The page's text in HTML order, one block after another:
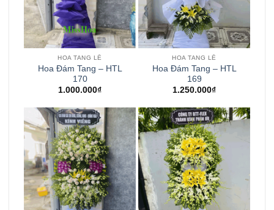
HOA TANG LỄ
Hoa Đám Tang – HTL
170
1.000.000₫
HOA TANG LỄ
Hoa Đám Tang – HTL
169
1.250.000₫